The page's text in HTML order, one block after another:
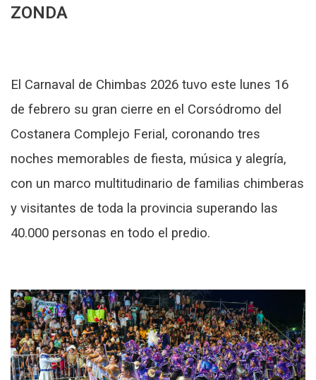
ZONDA
El Carnaval de Chimbas 2026 tuvo este lunes 16
de febrero su gran cierre en el Corsódromo del
Costanera Complejo Ferial, coronando tres
noches memorables de fiesta, música y alegría,
con un marco multitudinario de familias chimberas
y visitantes de toda la provincia superando las
40.000 personas en todo el predio.